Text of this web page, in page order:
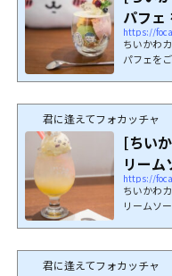
パフェ
https://
ちいかわ
パフェを
君に逢えてフォカッチャ
[ちい
リーム
https://
ちいかわ
リームソ
君に逢えてフォカッチャ